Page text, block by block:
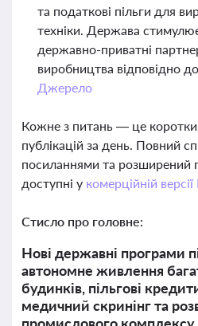
та податкові пільги для
техніки. Держава
державно-приватні
виробництва відповідно
Джерело
Кожне з питань — це
публікацій за день. Повний
посиланнями та розширений
доступні у комерційній
Стисло про головне:
Нові державні програми
автономне живлення
будинків, пільгові
медичний скринінг та